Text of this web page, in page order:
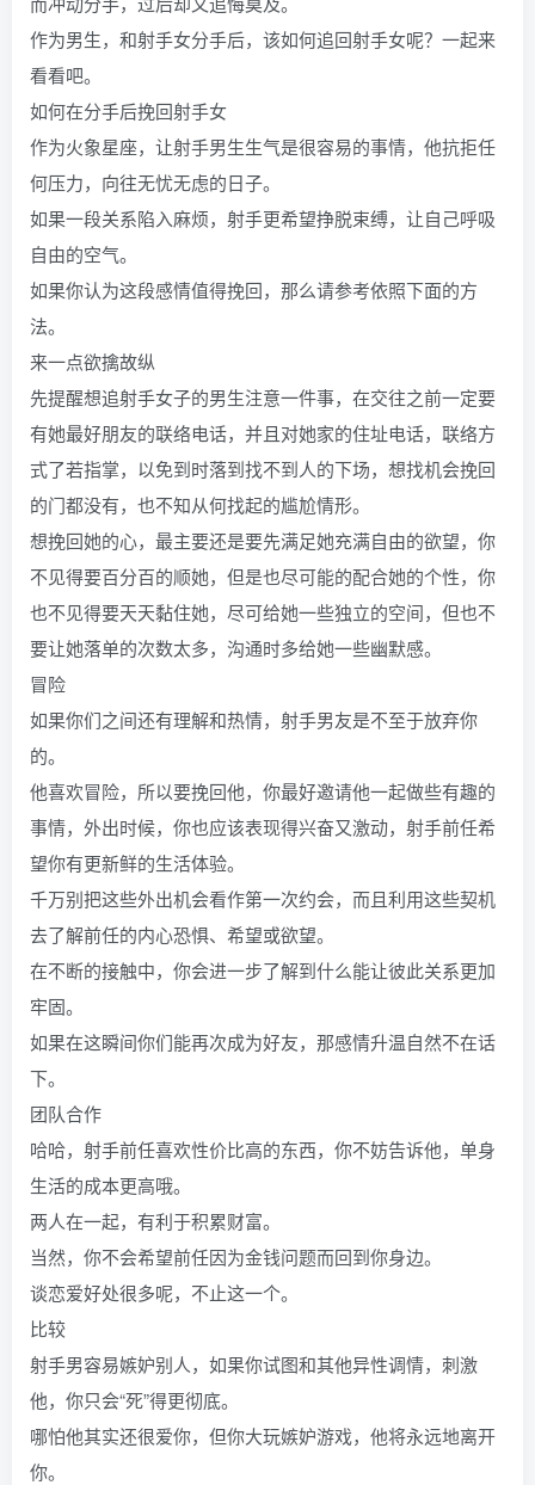
作为男生，和射手女分手后，该如何追回射手女呢？一起来
看看吧。
如何在分手后挽回射手女
作为火象星座，让射手男生生气是很容易的事情，他抗拒任
何压力，向往无忧无虑的日子。
如果一段关系陷入麻烦，射手更希望挣脱束缚，让自己呼吸
自由的空气。
如果你认为这段感情值得挽回，那么请参考依照下面的方
法。
来一点欲擒故纵
先提醒想追射手女子的男生注意一件事，在交往之前一定要
有她最好朋友的联络电话，并且对她家的住址电话，联络方
式了若指掌，以免到时落到找不到人的下场，想找机会挽回
的门都没有，也不知从何找起的尴尬情形。
想挽回她的心，最主要还是要先满足她充满自由的欲望，你
不见得要百分百的顺她，但是也尽可能的配合她的个性，你
也不见得要天天黏住她，尽可给她一些独立的空间，但也不
要让她落单的次数太多，沟通时多给她一些幽默感。
冒险
如果你们之间还有理解和热情，射手男友是不至于放弃你
的。
他喜欢冒险，所以要挽回他，你最好邀请他一起做些有趣的
事情，外出时候，你也应该表现得兴奋又激动，射手前任希
望你有更新鲜的生活体验。
千万别把这些外出机会看作第一次约会，而且利用这些契机
去了解前任的内心恐惧、希望或欲望。
在不断的接触中，你会进一步了解到什么能让彼此关系更加
牢固。
如果在这瞬间你们能再次成为好友，那感情升温自然不在话
下。
团队合作
哈哈，射手前任喜欢性价比高的东西，你不妨告诉他，单身
生活的成本更高哦。
两人在一起，有利于积累财富。
当然，你不会希望前任因为金钱问题而回到你身边。
谈恋爱好处很多呢，不止这一个。
比较
射手男容易嫉妒别人，如果你试图和其他异性调情，刺激
他，你只会“死”得更彻底。
哪怕他其实还很爱你，但你大玩嫉妒游戏，他将永远地离开
你。